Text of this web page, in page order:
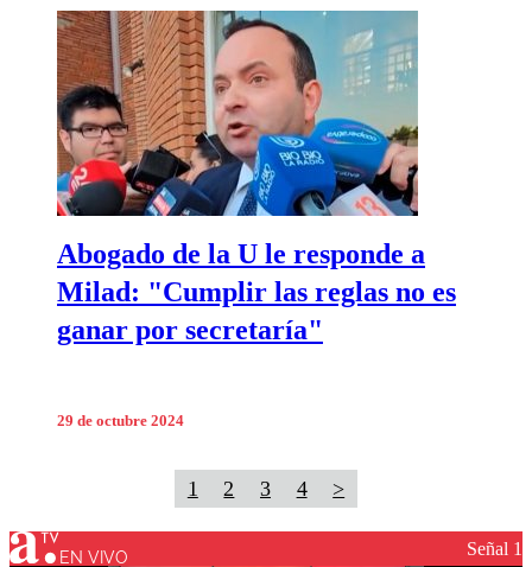
Abogado de la U le responde a
Milad: "Cumplir las reglas no es
ganar por secretaría"
29 de octubre 2024
1 2 3 4 >
EN VIVO Señal 1